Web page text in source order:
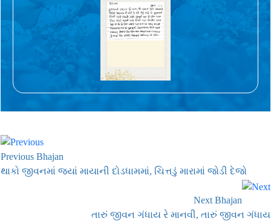
Previous Bhajan
થાકો જીવનમાં જ્યાં માયાની દોડધામમાં, ચિત્તડું મારામાં જોડી દેજો
Next Bhajan
તારું જીવન ગંધાય રે માનવી, તારું જીવન ગંધાય